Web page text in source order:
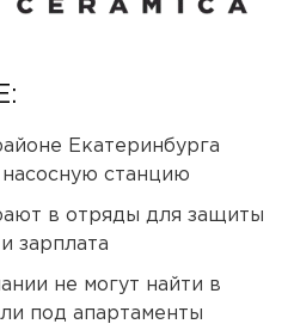
Екатеринбурга
станцию
в отряды для защиты
зарплата
не могут найти в
под апартаменты